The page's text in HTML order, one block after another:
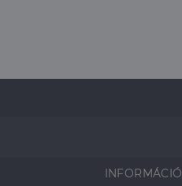
INFORMÁCIÓ